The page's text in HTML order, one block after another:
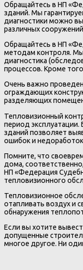
Обращайтесь в НП
зданий. Мы
диагностики можно
различных
Обращайтесь в НП
методам контроля. Мы
диагностика
процессов. Кроме
Очень важно
ограждающих
разделяющих
Тепловизионный
период
зданий позволяет
ошибок и
Помните, что
дома,
НП «Федерация
тепловизионного
Тепловизионное
отапливать воздух и
обнаружения
Если вы хотите
допущенные
многое другое. Ни